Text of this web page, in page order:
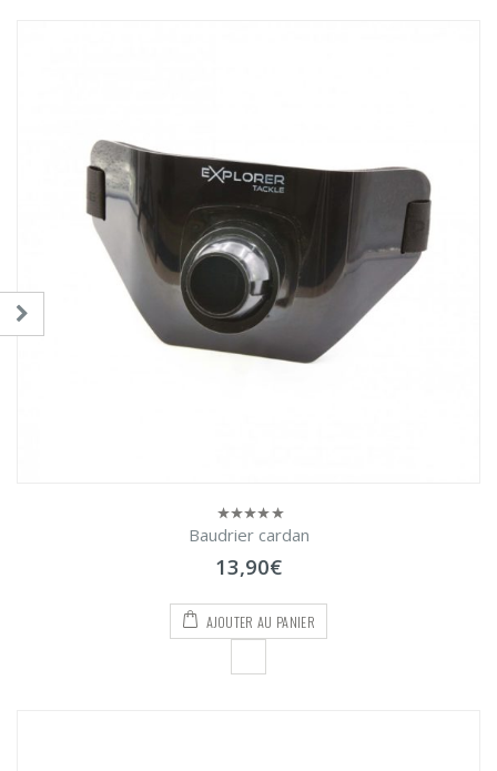
0
5
Baudrier cardan
13,90€
AJOUTER AU PANIER